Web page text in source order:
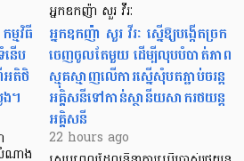
មវិធី
ើប
តិថិ
ង។
សំណាង
អ្នកឧកញ៉ា សួរ វីរៈ
អ្នកឧកញ៉ា សួរ វីរៈ ស្នើឱ្យបង្កើតច្រក
ចេញចូលតែមួយ ដើម្បីលុបបំបាត់ភាព
ស្មុគស្មាញលើការស្នើសុំបតភ្ជាប់ចរន្ត
អគ្គិសនីទៅកាន់ស្ថានីយសាករថយន្ត
អគ្គិសនី
22 hours ago